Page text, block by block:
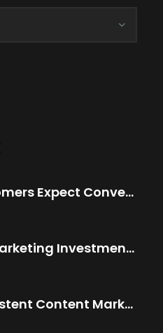
Your Customers Expect Convenience—Is Your Business
The Best Marketing Investment Isn’t More
Why Consistent Content Marketing Builds Trust